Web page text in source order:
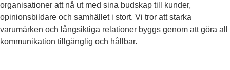
organisationer att nå ut med sina budskap till kunder,
opinionsbildare och samhället i stort. Vi tror att starka
varumärken och långsiktiga relationer byggs genom att göra all
kommunikation tillgänglig och hållbar.